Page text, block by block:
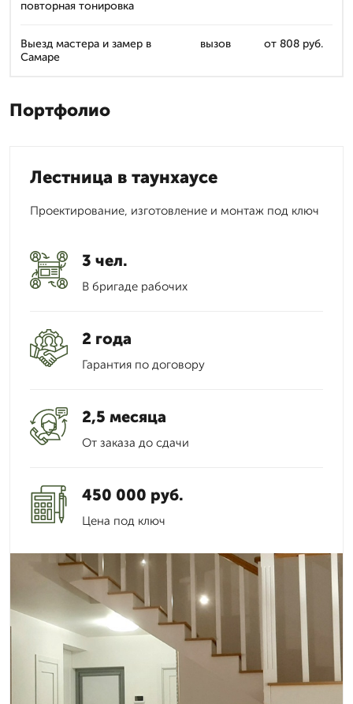
повторная тонировка
Выезд мастера и замер в
Самаре
вызов от 808 руб.
Портфолио
Лестница в таунхаусе
Проектирование, изготовление и монтаж под ключ
3 чел.
В бригаде рабочих
2 года
Гарантия по договору
2,5 месяца
От заказа до сдачи
450 000 руб.
Цена под ключ